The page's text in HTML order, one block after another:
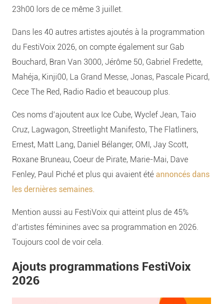
23h00 lors de ce même 3 juillet.
Dans les 40 autres artistes ajoutés à la programmation
du FestiVoix 2026, on compte également sur Gab
Bouchard, Bran Van 3000, Jérôme 50, Gabriel Fredette,
Mahéja, Kinji00, La Grand Messe, Jonas, Pascale Picard,
Cece The Red, Radio Radio et beaucoup plus.
Ces noms d’ajoutent aux Ice Cube, Wyclef Jean, Taio
Cruz, Lagwagon, Streetlight Manifesto, The Flatliners,
Ernest, Matt Lang, Daniel Bélanger, OMI, Jay Scott,
Roxane Bruneau, Coeur de Pirate, Marie-Mai, Dave
Fenley, Paul Piché et plus qui avaient été annoncés dans
les dernières semaines.
Mention aussi au FestiVoix qui atteint plus de 45%
d’artistes féminines avec sa programmation en 2026.
Toujours cool de voir cela.
Ajouts programmations FestiVoix
2026